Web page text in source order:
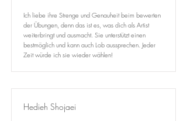
Ich liebe ihre Strenge und Genauheit beim bewerten
der Übungen, denn das ist es, was dich als Artist
weiterbringt und ausmacht. Sie unterstützt einen
bestmöglich und kann auch Lob aussprechen. Jeder
Zeit würde ich sie wieder wählen!
Hedieh Shojaei